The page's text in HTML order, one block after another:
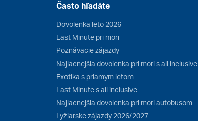
Často hľadáte
Dovolenka leto 2026
Last Minute pri mori
Poznávacie zájazdy
Najlacnejšia dovolenka pri mori s all inclusive
Exotika s priamym letom
Last Minute s all inclusive
Najlacnejšia dovolenka pri mori autobusom
Lyžiarske zájazdy 2026/2027